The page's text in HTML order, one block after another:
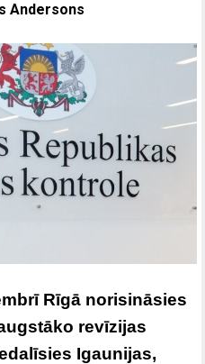
Andersons
Rīgā norisināsies
revīzijas
Igaunijas,